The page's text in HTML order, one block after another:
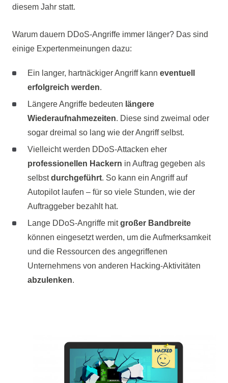
diesem Jahr statt.
Warum dauern DDoS-Angriffe immer länger? Das sind
einige Expertenmeinungen dazu:
Ein langer, hartnäckiger Angriff kann eventuell
erfolgreich werden.
Längere Angriffe bedeuten längere
Wiederaufnahmezeiten. Diese sind zweimal oder
sogar dreimal so lang wie der Angriff selbst.
Vielleicht werden DDoS-Attacken eher
professionellen Hackern in Auftrag gegeben als
selbstdurchgeführt. So kann ein Angriff auf
Autopilot laufen – für so viele Stunden, wie der
Auftraggeber bezahlt hat.
Lange DDoS-Angriffe mitgroßer Bandbreite
können eingesetzt werden, um die Aufmerksamkeit
und die Ressourcen des angegriffenen
Unternehmens von anderen Hacking-Aktivitäten
abzulenken.